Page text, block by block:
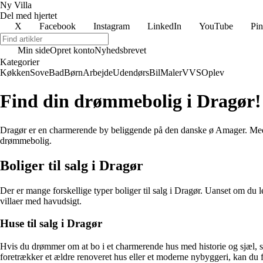
Ny Villa
Del med hjertet
X
Facebook Instagram LinkedIn YouTube
Min sideOpret kontoNyhedsbrevet
Kategorier
KøkkenSoveBadBørnArbejdeUdendørsBilMalerVVSOplev
Find din drømmebolig i Dragør!
Dragør er en charmerende by beliggende på den danske ø Amager.
drømmebolig.
Boliger til salg i Dragør
Der er mange forskellige typer boliger til salg i Dragør. Uanset om du
villaer med havudsigt.
Huse til salg i Dragør
Hvis du drømmer om at bo i et charmerende hus med historie og sjæl,
foretrækker et ældre renoveret hus eller et moderne nybyggeri, kan du